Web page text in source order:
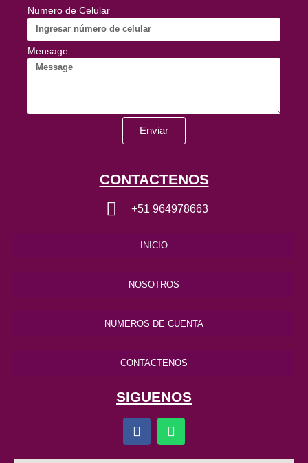
Numero de Celular
Mensage
Enviar
CONTACTENOS
+51 964978663
INICIO
NOSOTROS
NUMEROS DE CUENTA
CONTACTENOS
SIGUENOS